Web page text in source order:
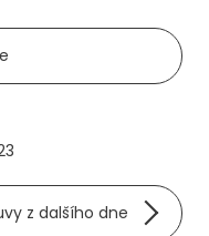
z dalšího dne